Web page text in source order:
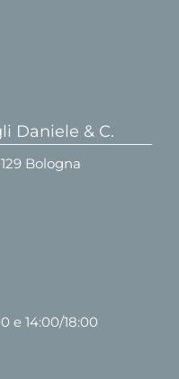
Daniele & C.
Bologna
e 14:00/18:00